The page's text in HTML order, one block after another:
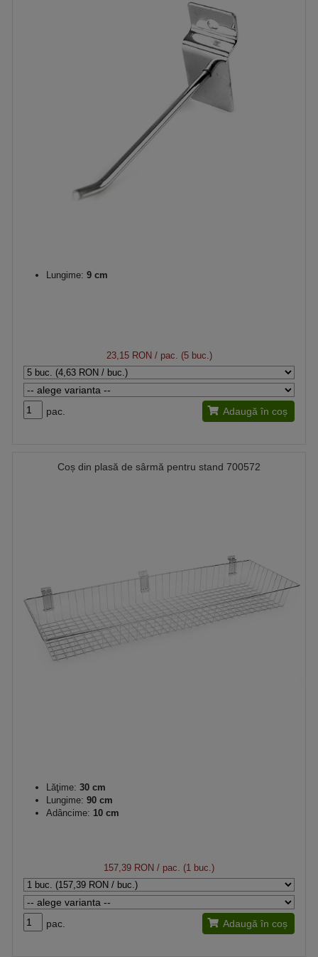
Lungime: 9 cm
23,15 RON/ pac. (5 buc.)
pac. Adaugă în coș
Coș din plasă de sârmă pentru stand 700572
Lăţime: 30 cm
Lungime: 90 cm
Adâncime: 10 cm
157,39 RON / pac. (1 buc.)
pac. Adaugă în coș